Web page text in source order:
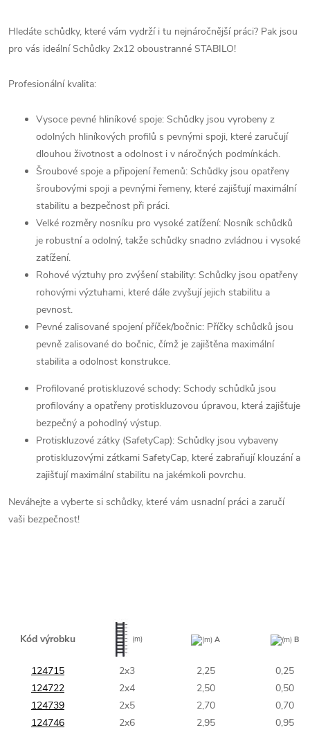
Hledáte schůdky, které vám vydrží i tu nejnáročnější práci? Pak jsou
pro vás ideální Schůdky 2x12 oboustranné STABILO!
Profesionální kvalita:
Vysoce pevné hliníkové spoje: Schůdky jsou vyrobeny z
odolných hliníkových profilů s pevnými spoji, které zaručují
dlouhou životnost a odolnost i v náročných podmínkách.
Šroubové spoje a připojení řemenů: Schůdky jsou opatřeny
šroubovými spoji a pevnými řemeny, které zajišťují maximální
stabilitu a bezpečnost při práci.
Velké rozměry nosníku pro vysoké zatížení: Nosník schůdků
je robustní a odolný, takže schůdky snadno zvládnou i vysoké
zatížení.
Rohové výztuhy pro zvýšení stability: Schůdky jsou opatřeny
rohovými výztuhami, které dále zvyšují jejich stabilitu a
pevnost.
Pevné zalisované spojení příček/bočnic: Příčky schůdků jsou
pevně zalisované do bočnic, čímž je zajištěna maximální
stabilita a odolnost konstrukce.
Profilované protiskluzové schody: Schody schůdků jsou
profilovány a opatřeny protiskluzovou úpravou, která zajišťuje
bezpečný a pohodlný výstup.
Protiskluzové zátky (SafetyCap): Schůdky jsou vybaveny
protiskluzovými zátkami SafetyCap, které zabraňují klouzání a
zajišťují maximální stabilitu na jakémkoli povrchu.
Neváhejte a vyberte si schůdky, které vám usnadní práci a zaručí
vaši bezpečnost!
Kód výrobku (m) (m) A (m) B
124715 2x3 2,25
0,25
124722
2x4 2,50
0,50
124739
2x5 2,70
0,70
124746
2x6 2,95
0,95